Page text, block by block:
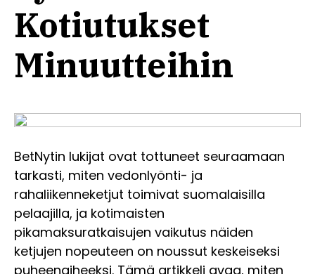
Kotiutukset
Minuutteihin
BetNytin lukijat ovat tottuneet seuraamaan
tarkasti, miten vedonlyönti- ja
rahaliikenneketjut toimivat suomalaisilla
pelaajilla, ja kotimaisten
pikamaksuratkaisujen vaikutus näiden
ketjujen nopeuteen on noussut keskeiseksi
puheenaiheeksi. Tämä artikkeli avaa, miten